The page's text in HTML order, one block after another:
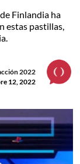
Finlandia ha
estas pastillas,
2022
12, 2022